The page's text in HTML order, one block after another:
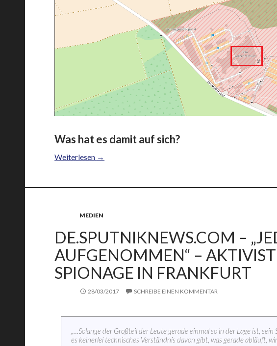
Was hat es damit auf sich?
Weiterlesen →
MEDIEN
DE.SPUTNIKNEWS.COM –
AUFGENOMMEN“ –
SPIONAGE IN FRANKFURT
28/03/2017 SCHREIBE EINEN KOMMENTAR
„…Solange der Großteil der Leute gerade einmal so in der Lage ist,
es keinerlei technisches Verständnis davon gibt, was gerade abläuft,